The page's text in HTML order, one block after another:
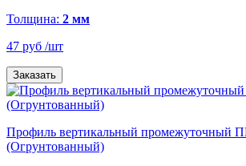
Толщина: 2 мм
47 руб /шт
Заказать
Профиль вертикальный промежуточный
(Огрунтованный)